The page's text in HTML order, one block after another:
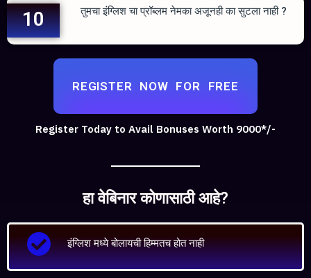
10 तुमचा इंग्लिश चा प्रॉब्लम नेमका अजूनही का सुटला नाही ?
REGISTER NOW FOR FREE
Register Today to Avail Bonuses Worth 9000*/-
हा वेबिनार कोणासाठी आहे?
इंग्लिश मध्ये बोलायची हिम्मतच होत नाही